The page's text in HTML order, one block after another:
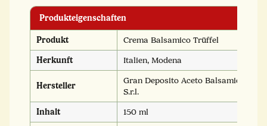
Produkteigenschaften
Produkt
Crema Balsamico Trüffel
Herkunft
Italien, Modena
Hersteller
Gran Deposito Aceto Balsamico
S.r.l.
Inhalt
150 ml